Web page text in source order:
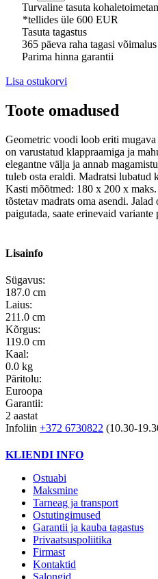
Turvaline tasuta
*tellides üle 600 EUR
Tasuta tagastus
365 päeva raha tagasi võimalus
Parima hinna garantii
Lisa ostukorvi
Toote omadused
Geometric voodi loob eriti
on varustatud klappraamiga ja
elegantne välja ja annab
tuleb osta eraldi. Madratsi lubatud
Kasti mõõtmed: 180 x 200 x
tõstetav madrats oma asendi.
paigutada, saate erinevaid
Lisainfo
Sügavus:
187.0 cm
Laius:
211.0 cm
Kõrgus:
119.0 cm
Kaal:
0.0 kg
Päritolu:
Euroopa
Garantii:
2 aastat
Infoliin +372 6730822 (10.30-
KLIENDI INFO
Ostuabi
Maksmine
Tarneag ja transport
Ostutingimused
Garantii ja kauba tagastus
Privaatsuspoliitika
Firmast
Kontaktid
Salongid